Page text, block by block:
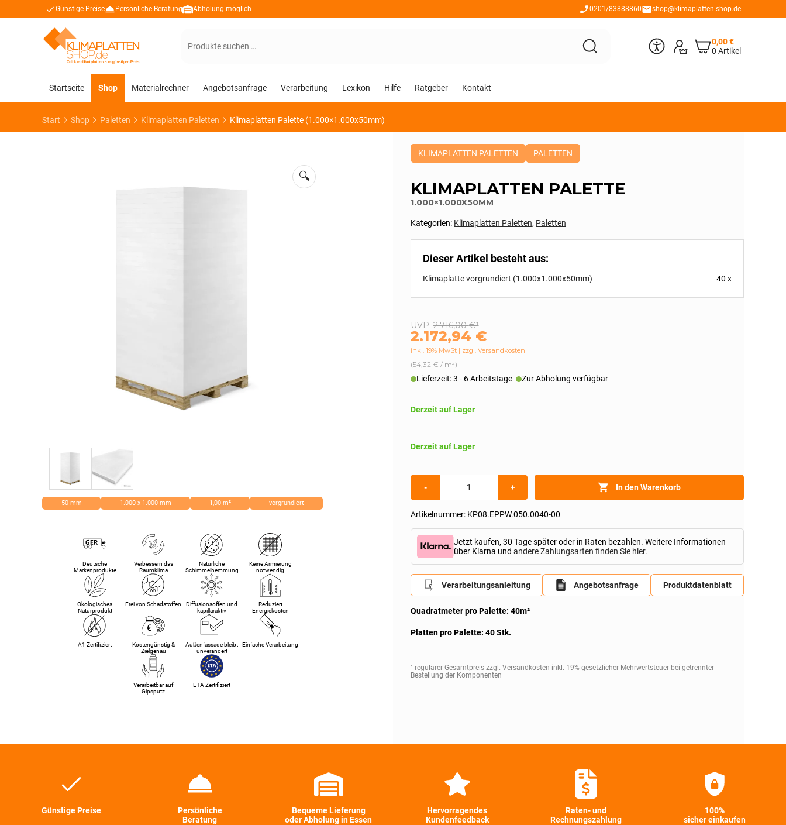
Günstige Preise Persönliche Beratung Abholung möglich 0201/83888860 shop@klimaplatten-shop.de
0,00€
0 Artikel
Suchen
Startseite Shop Materialrechner Angebotsanfrage Verarbeitung Lexikon Hilfe Ratgeber Kontakt
Start Shop Paletten Klimaplatten Paletten Klimaplatten Palette (1.000×1.000x50mm)
🔍
50 mm 1.000 x 1.000 mm 1,00 m² vorgrundiert
Deutsche
Markenprodukte
Verbessern das
Raumklima
Natürliche
Schimmelhemmung
Keine Armierung
notwendig
Ökologisches
Naturprodukt
Frei von Schadstoffen
Diffusionsoffen und
kapillaraktiv
Reduziert
Energiekosten
A1 Zertifiziert
Kostengünstig &
Zielgenau
Außenfassade bleibt
unverändert
Einfache Verarbeitung
Verarbeitbar auf
Gipsputz
ETA Zertifiziert
Dieses
Produkt
als:
Klimaplatten
KLIMAPLATTEN PALETTEN PALETTEN
KLIMAPLATTEN PALETTE
1.000×1.000X50MM
Artikelnummer: KP08.EPPW.050.0040-00
Kategorien: Klimaplatten Paletten, Paletten
UVP: 2.716,00€¹
Ursprünglicher
Preis
war:
2.716,00 €
2.172,94 €
Aktueller
Preis
ist:
2.172,94 €.
inkl. 19% MwSt zzgl. Versandkosten
(54,32 € / m²)
Derzeit auf Lager
Quadratmeter pro Palette: 40m²
Platten pro Palette: 40 Stk.
Derzeit auf Lager
Dieser Artikel besteht aus:
Klimaplatte vorgrundiert (1.000x1.000x50mm) 40 x
- + In den Warenkorb
¹ regulärer Gesamtpreis zzgl. Versandkosten inkl. 19% gesetzlicher Mehrwertsteuer bei getrennter
Bestellung der Komponenten
Jetzt kaufen, 30 Tage später oder in Raten bezahlen. Weitere Informationen
über Klarna undandere Zahlungsarten finden Sie hier.
Lieferzeit: 3 - 6 Arbeitstage Zur Abholung verfügbar
Verarbeitungsanleitung Angebotsanfrage Produktdatenblatt
Günstige Preise
Persönliche
Beratung
Bequeme Lieferung
oder Abholung in Essen
Hervorragendes
Kundenfeedback
Raten- und
Rechnungszahlung
100%
sicher einkaufen